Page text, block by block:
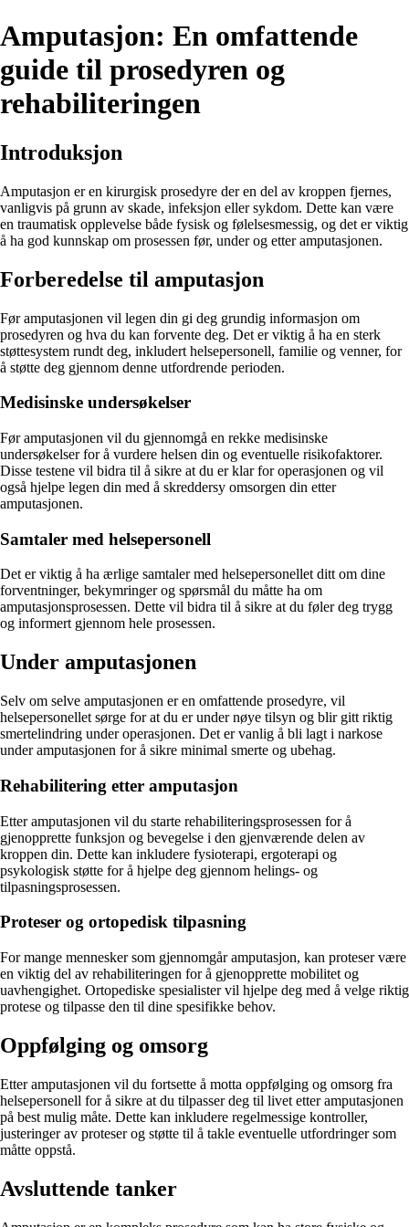
Amputasjon: En omfattende
guide til prosedyren og
rehabiliteringen
Introduksjon
Amputasjon er en kirurgisk prosedyre der en del av kroppen fjernes,
vanligvis på grunn av skade, infeksjon eller sykdom. Dette kan være
en traumatisk opplevelse både fysisk og følelsesmessig, og det er viktig
å ha god kunnskap om prosessen før, under og etter amputasjonen.
Forberedelse til amputasjon
Før amputasjonen vil legen din gi deg grundig informasjon om
prosedyren og hva du kan forvente deg. Det er viktig å ha en sterk
støttesystem rundt deg, inkludert helsepersonell, familie og venner, for
å støtte deg gjennom denne utfordrende perioden.
Medisinske undersøkelser
Før amputasjonen vil du gjennomgå en rekke medisinske
undersøkelser for å vurdere helsen din og eventuelle risikofaktorer.
Disse testene vil bidra til å sikre at du er klar for operasjonen og vil
også hjelpe legen din med å skreddersy omsorgen din etter
amputasjonen.
Samtaler med helsepersonell
Det er viktig å ha ærlige samtaler med helsepersonellet ditt om dine
forventninger, bekymringer og spørsmål du måtte ha om
amputasjonsprosessen. Dette vil bidra til å sikre at du føler deg trygg
og informert gjennom hele prosessen.
Under amputasjonen
Selv om selve amputasjonen er en omfattende prosedyre, vil
helsepersonellet sørge for at du er under nøye tilsyn og blir gitt riktig
smertelindring under operasjonen. Det er vanlig å bli lagt i narkose
under amputasjonen for å sikre minimal smerte og ubehag.
Rehabilitering etter amputasjon
Etter amputasjonen vil du starte rehabiliteringsprosessen for å
gjenopprette funksjon og bevegelse i den gjenværende delen av
kroppen din. Dette kan inkludere fysioterapi, ergoterapi og
psykologisk støtte for å hjelpe deg gjennom helings- og
tilpasningsprosessen.
Proteser og ortopedisk tilpasning
For mange mennesker som gjennomgår amputasjon, kan proteser være
en viktig del av rehabiliteringen for å gjenopprette mobilitet og
uavhengighet. Ortopediske spesialister vil hjelpe deg med å velge riktig
protese og tilpasse den til dine spesifikke behov.
Oppfølging og omsorg
Etter amputasjonen vil du fortsette å motta oppfølging og omsorg fra
helsepersonell for å sikre at du tilpasser deg til livet etter amputasjonen
på best mulig måte. Dette kan inkludere regelmessige kontroller,
justeringer av proteser og støtte til å takle eventuelle utfordringer som
måtte oppstå.
Avsluttende tanker